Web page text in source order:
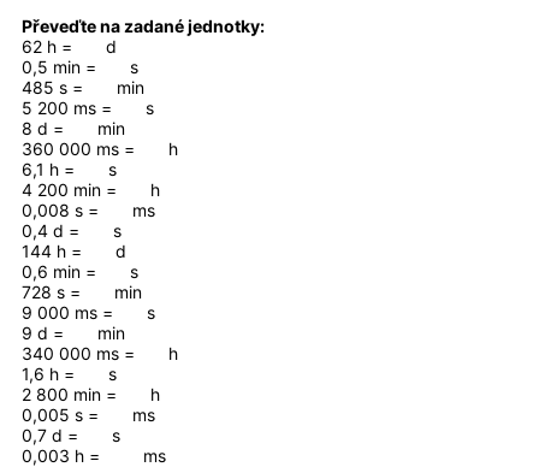
Převeďte na zadané jednotky:
62 h = d
0,5 min = s
485 s = min
5 200 ms = s
8 d = min
360 000 ms = h
6,1 h = s
4 200 min = h
0,008 s = ms
0,4 d = s
144 h = d
0,6 min = s
728 s = min
9 000 ms = s
9 d = min
340 000 ms = h
1,6 h = s
2 800 min = h
0,005 s = ms
0,7 d = s
0,003 h = ms